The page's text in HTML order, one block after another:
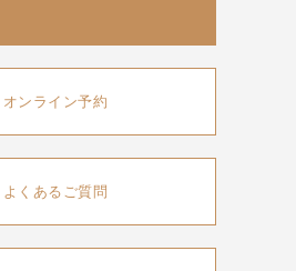
オンライン予約
よくあるご質問